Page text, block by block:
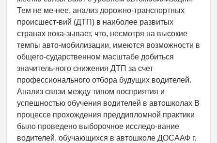
Тем не ме-нее, анализ дорожно-транспортных
происшест-вий (ДТП) в наиболее развитых
странах пока-зывает, что, несмотря на высокие
темпы авто-мобилизации, имеются возможности в
общего-сударственном масштабе добиться
значитель-ного снижения ДТП за счет
профессионального отбора будущих водителей.
Анализ связи между типом восприятия и
успешностью обучения водителей в автошколах В
процессе прохождения преддипломной практики
было проведено выборочное исследо-вание
водителей, обучающихся в автошколе ДОСААФ г.